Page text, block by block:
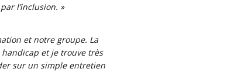
l’inclusion. »
et notre groupe. La
et je trouve très
sur un simple entretien